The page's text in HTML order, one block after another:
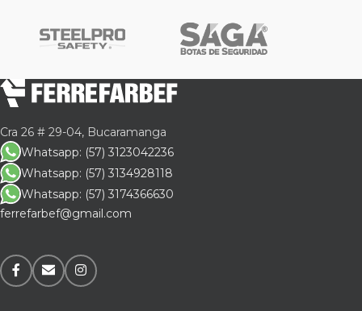
lija
En
en
Cra 26 # 29-04, Bucaramanga
Whatsapp: (57) 3123042236
Whatsapp: (57) 3134928118
Whatsapp: (57) 3174366630
ferrefarbef@gmail.com